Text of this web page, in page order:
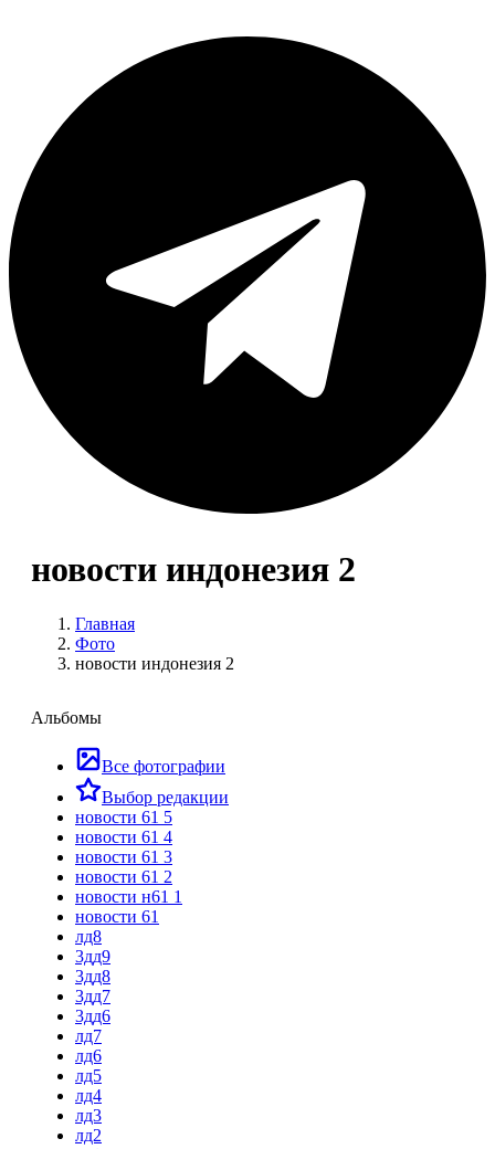
новости индонезия 2
Главная
Фото
новости индонезия 2
Альбомы
Все фотографии
Выбор редакции
новости 61 5
новости 61 4
новости 61 3
новости 61 2
новости н61 1
новости 61
лд8
3дд9
3дд8
3дд7
3дд6
лд7
лд6
лд5
лд4
лд3
лд2